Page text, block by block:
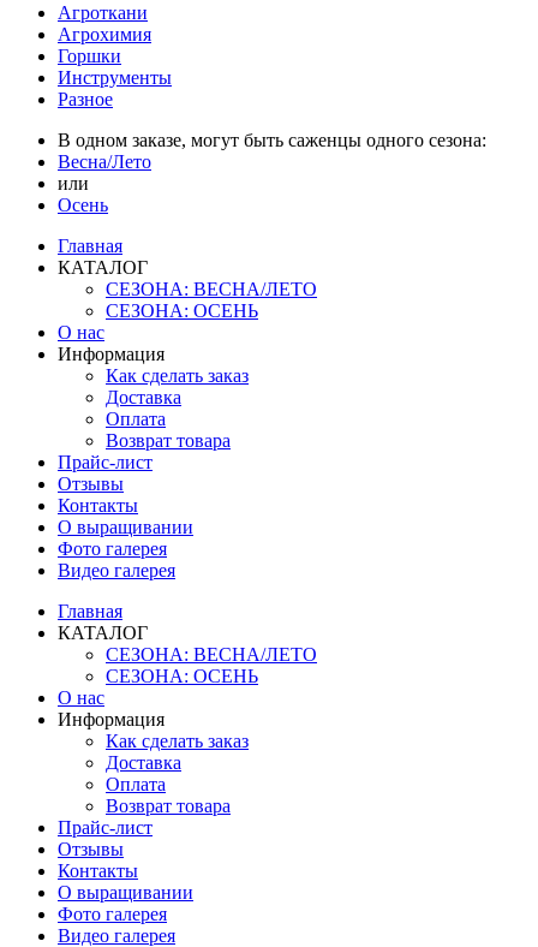
Агроткани
Агрохимия
Горшки
Инструменты
Разное
В одном заказе, могут быть саженцы одного сезона:
Весна/Лето
или
Осень
Главная
КАТАЛОГ
СЕЗОНА: ВЕСНА/ЛЕТО
СЕЗОНА: ОСЕНЬ
О нас
Информация
Как сделать заказ
Доставка
Оплата
Возврат товара
Прайс-лист
Отзывы
Контакты
О выращивании
Фото галерея
Видео галерея
Главная
КАТАЛОГ
СЕЗОНА: ВЕСНА/ЛЕТО
СЕЗОНА: ОСЕНЬ
О нас
Информация
Как сделать заказ
Доставка
Оплата
Возврат товара
Прайс-лист
Отзывы
Контакты
О выращивании
Фото галерея
Видео галерея